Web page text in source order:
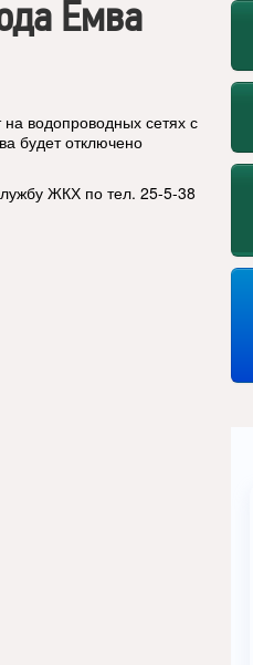
Емва
водопроводных сетях с
будет отключено
ЖКХ по тел. 25-5-38